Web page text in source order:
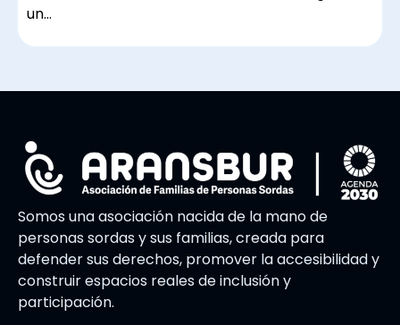
un…
Somos una asociación nacida de la mano de
personas sordas y sus familias, creada para
defender sus derechos, promover la accesibilidad y
construir espacios reales de inclusión y
participación.